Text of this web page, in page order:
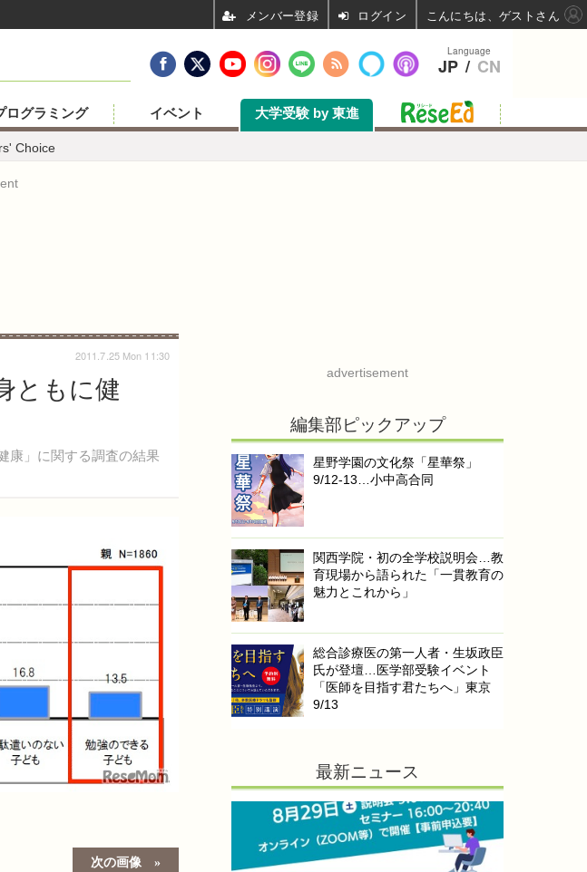
Choice
ログラミング イベント 大学受験 by 東進
ともに健
康」に関する調査の結果
2011.7.25 Mon 11:30
次の画像
advertisement
編集部ピックアップ
星野学園の文化祭「星華祭」
9/12-13…小中高合同
関西学院・初の全学校説明会…教
育現場から語られた「一貫教育の
魅力とこれから」
総合診療医の第一人者・生坂政臣
氏が登壇…医学部受験イベント
「医師を目指す君たちへ」東京
9/13
最新ニュース
Language
JP / CN
ログイン こんにちは、ゲストさん